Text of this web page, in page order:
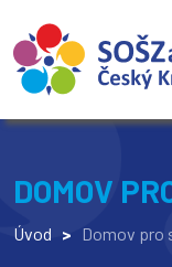
DOMOV
Úvod > Domov pro